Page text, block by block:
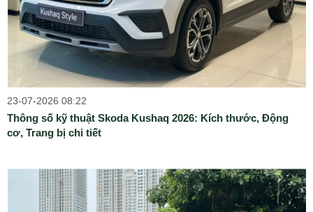
23-07-2026 08:22
Thông số kỹ thuật Skoda Kushaq 2026: Kích thước, Động
cơ, Trang bị chi tiết